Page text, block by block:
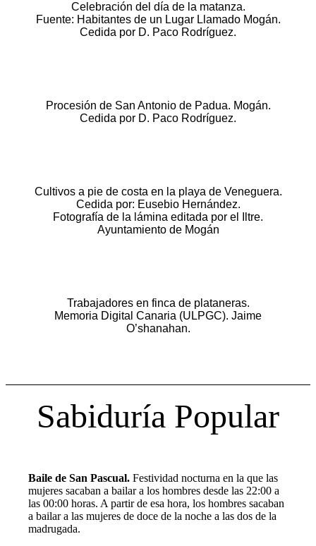
Celebración del día de la matanza.
Fuente: Habitantes de un Lugar Llamado Mogán.
Cedida por D. Paco Rodríguez.
Procesión de San Antonio de Padua. Mogán.
Cedida por D. Paco Rodríguez.
Cultivos a pie de costa en la playa de Veneguera.
Cedida por: Eusebio Hernández.
Fotografía de la lámina editada por el Iltre.
Ayuntamiento de Mogán
Trabajadores en finca de plataneras.
Memoria Digital Canaria (ULPGC). Jaime
O’shanahan.
Sabiduría Popular
Baile de San Pascual. Festividad nocturna en la que las
mujeres sacaban a bailar a los hombres desde las 22:00 a
las 00:00 horas. A partir de esa hora, los hombres sacaban
a bailar a las mujeres de doce de la noche a las dos de la
madrugada.